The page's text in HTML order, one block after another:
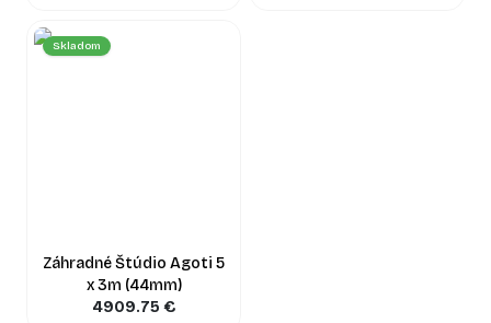
Skladom
Záhradné Štúdio Agoti 5
x 3m (44mm)
4909.75 €